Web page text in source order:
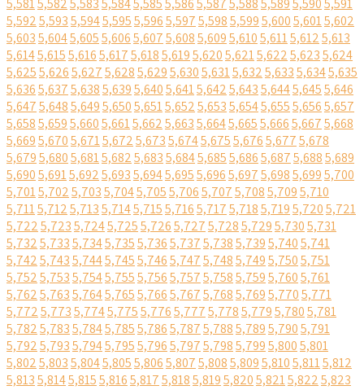
5,5815,5825,5835,5845,5855,5865,5875,5885,5895,5905,591
5,5925,5935,5945,5955,5965,5975,5985,5995,6005,6015,602
5,6035,6045,6055,6065,6075,6085,6095,6105,6115,6125,613
5,6145,6155,6165,6175,6185,6195,6205,6215,6225,6235,624
5,6255,6265,6275,6285,6295,6305,6315,6325,6335,6345,635
5,6365,6375,6385,6395,6405,6415,6425,6435,6445,6455,646
5,6475,6485,6495,6505,6515,6525,6535,6545,6555,6565,657
5,6585,6595,6605,6615,6625,6635,6645,6655,6665,6675,668
5,6695,6705,6715,6725,6735,6745,6755,6765,6775,678
5,6795,6805,6815,6825,6835,6845,6855,6865,6875,6885,689
5,6905,6915,6925,6935,6945,6955,6965,6975,6985,6995,700
5,7015,7025,7035,7045,7055,7065,7075,7085,7095,710
5,7115,7125,7135,7145,7155,7165,7175,7185,7195,7205,721
5,7225,7235,7245,7255,7265,7275,7285,7295,7305,731
5,7325,7335,7345,7355,7365,7375,7385,7395,7405,741
5,7425,7435,7445,7455,7465,7475,7485,7495,7505,751
5,7525,7535,7545,7555,7565,7575,7585,7595,7605,761
5,7625,7635,7645,7655,7665,7675,7685,7695,7705,771
5,7725,7735,7745,7755,7765,7775,7785,7795,7805,781
5,7825,7835,7845,7855,7865,7875,7885,7895,7905,791
5,7925,7935,7945,7955,7965,7975,7985,7995,8005,801
5,8025,8035,8045,8055,8065,8075,8085,8095,8105,8115,812
5,8135,8145,8155,8165,8175,8185,8195,8205,8215,8225,823